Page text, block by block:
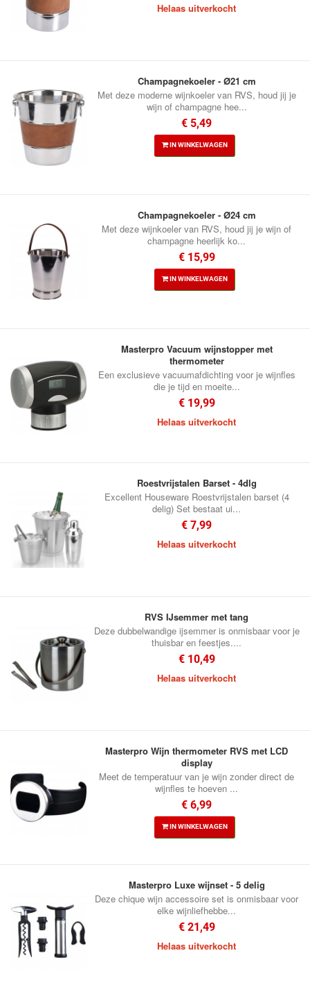
Helaas uitverkocht
Champagnekoeler - Ø21 cm
Met deze moderne wijnkoeler van RVS, houd jij je
wijn of champagne hee...
€ 5,49
IN WINKELWAGEN
Champagnekoeler - Ø24 cm
Met deze wijnkoeler van RVS, houd jij je wijn of
champagne heerlijk ko...
€ 15,99
IN WINKELWAGEN
Masterpro Vacuum wijnstopper met
thermometer
Een exclusieve vacuumafdichting voor je wijnfles
die je tijd en moeite...
€ 19,99
Helaas uitverkocht
Roestvrijstalen Barset - 4dlg
Excellent Houseware Roestvrijstalen barset (4
delig) Set bestaat ui...
€ 7,99
Helaas uitverkocht
RVS IJsemmer met tang
Deze dubbelwandige ijsemmer is onmisbaar voor je
thuisbar en feestjes....
€ 10,49
Helaas uitverkocht
Masterpro Wijn thermometer RVS met LCD
display
Meet de temperatuur van je wijn zonder direct de
wijnfles te hoeven ...
€ 6,99
IN WINKELWAGEN
Masterpro Luxe wijnset - 5 delig
Deze chique wijn accessoire set is onmisbaar voor
elke wijnliefhebbe...
€ 21,49
Helaas uitverkocht